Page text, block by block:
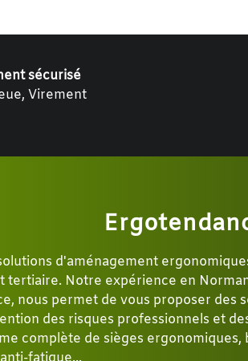
sécurisé
Virement
d'aménagement
tertiaire. Notre expérience en
nous permet de vous proposer des
des risques professionnels et
complète de sièges ergonomiques,